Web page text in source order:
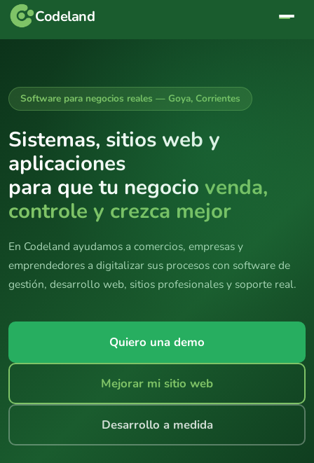
Codeland
Software para negocios reales — Goya, Corrientes
Sistemas, sitios web y
aplicaciones
para que tu negocio venda,
controle y crezca mejor
En Codeland ayudamos a comercios, empresas y
emprendedores a digitalizar sus procesos con software de
gestión, desarrollo web, sitios profesionales y soporte real.
Quiero una demo
Mejorar mi sitio web
Desarrollo a medida